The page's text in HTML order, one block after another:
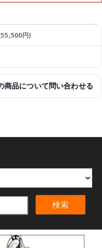
円)
商品について問い合わせる
検索